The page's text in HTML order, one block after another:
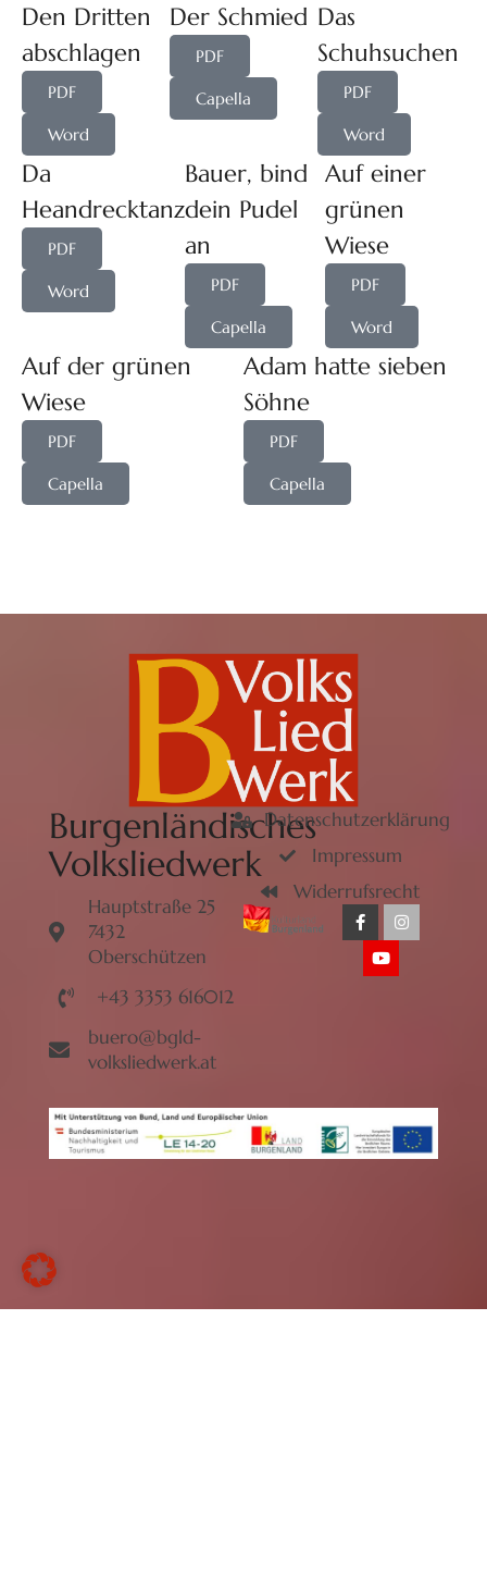
Den Dritten
abschlagen
PDF
Word
Der Schmied
PDF
Capella
Das
Schuhsuchen
PDF
Word
Da
Heandrecktanz
PDF
Word
Bauer, bind
dein Pudel
an
PDF
Capella
Auf einer
grünen
Wiese
PDF
Word
Auf der grünen
Wiese
PDF
Capella
Adam hatte sieben
Söhne
PDF
Capella
Burgenländisches
Volksliedwerk
Hauptstraße 25
7432
Oberschützen
+43 3353 616012
buero@bgld-
volksliedwerk.at
Datenschutzerklärung
Impressum
Widerrufsrecht